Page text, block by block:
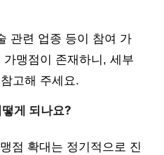
관련 업종 등이 참여 가
맹점이 존재하니, 세부
고해 주세요.
게 되나요?
점 확대는 정기적으로 진